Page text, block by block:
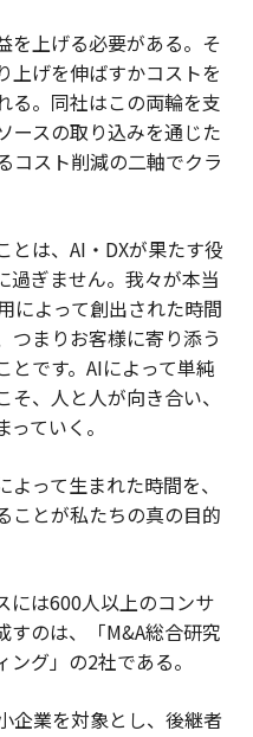
を上げる必要がある。そ
上げを伸ばすかコストを
る。同社はこの両輪を支
ースの取り込みを通じた
コスト削減の二軸でクラ
とは、AI・DXが果たす役
過ぎません。我々が本当
によって創出された時間
つまりお客様に寄り添う
とです。AIによって単純
、人と人が向き合い、
ていく。
って生まれた時間を、
ことが私たちの真の目的
には600人以上のコンサ
すのは、「M&A総合研究
グ」の2社である。
企業を対象とし、後継者